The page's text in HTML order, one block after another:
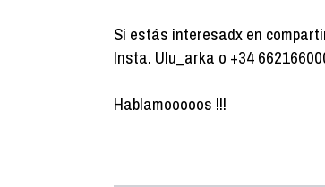
Si estás interesadx en
Insta. Ulu_arka o +34
Hablamooooos !!!